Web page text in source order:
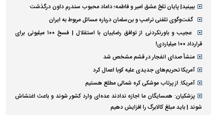
ببینید| پایان تلخ عشق امیر و فاطمه؛ داماد محبوب سندرم داون درگذشت
گفت‌وگوی تلفنی ترامپ و بن‌سلمان درباره مسائل مربوط به ایران
عجیب و باورنکردنی از توافق رضاییان با استقلال | فسخ ۱۰۰ میلیونی برای
قرارداد ۱۰۰ میلیاردی!
منشأ صدای انفجار در قشم مشخص شد
آمریکا تحریم‌های جدیدی علیه کوبا اعمال کرد
آمریکا: از پرتاب موشکی کره شمالی مطلع هستیم
پزشکیان: همسایگان ما اجازه ندادند عده‌ای وارد کشور شوند و باعث اغتشاش
شوند | باید مبلغ کالابرگ را افزایش دهیم